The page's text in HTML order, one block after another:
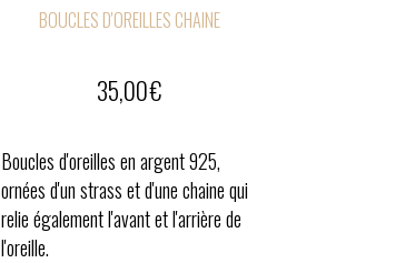
BOUCLES D'OREILLES CHAINE
35,00€
Boucles d'oreilles en argent 925,
ornées d'un strass et d'une chaine qui
relie également l'avant et l'arrière de
l'oreille.